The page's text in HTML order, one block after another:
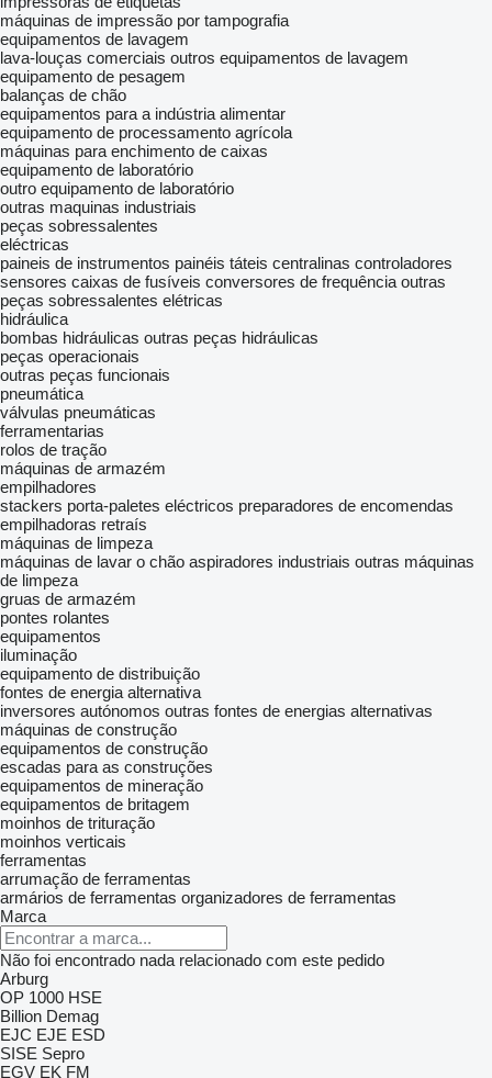
máquinas de impressão por tampografia
equipamentos de lavagem
lava-louças comerciais outros equipamentos de lavagem
equipamento de pesagem
balanças de chão
equipamentos para a indústria alimentar
equipamento de processamento agrícola
máquinas para enchimento de caixas
equipamento de laboratório
outro equipamento de laboratório
outras maquinas industriais
peças sobressalentes
eléctricas
paineis de instrumentos painéis táteis centralinas controladores
sensores caixas de fusíveis conversores de frequência outras
peças sobressalentes elétricas
hidráulica
bombas hidráulicas outras peças hidráulicas
peças operacionais
outras peças funcionais
pneumática
válvulas pneumáticas
ferramentarias
rolos de tração
máquinas de armazém
empilhadores
stackers porta-paletes eléctricos preparadores de encomendas
empilhadoras retraís
máquinas de limpeza
máquinas de lavar o chão aspiradores industriais outras máquinas
de limpeza
gruas de armazém
pontes rolantes
equipamentos
iluminação
equipamento de distribuição
fontes de energia alternativa
inversores autónomos outras fontes de energias alternativas
máquinas de construção
equipamentos de construção
escadas para as construções
equipamentos de mineração
equipamentos de britagem
moinhos de trituração
moinhos verticais
ferramentas
arrumação de ferramentas
armários de ferramentas organizadores de ferramentas
Marca
Não foi encontrado nada relacionado com este pedido
Arburg
OP 1000 HSE
Billion Demag
EJC EJE ESD
SISE Sepro
EGV EK FM